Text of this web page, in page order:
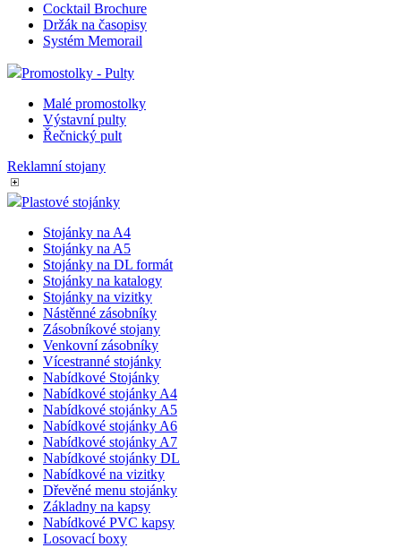
Cocktail Brochure
Držák na časopisy
Systém Memorail
Promostolky - Pulty
Malé promostolky
Výstavní pulty
Řečnický pult
Reklamní stojany
Plastové stojánky
Stojánky na A4
Stojánky na A5
Stojánky na DL formát
Stojánky na katalogy
Stojánky na vizitky
Nástěnné zásobníky
Zásobníkové stojany
Venkovní zásobníky
Vícestranné stojánky
Nabídkové Stojánky
Nabídkové stojánky A4
Nabídkové stojánky A5
Nabídkové stojánky A6
Nabídkové stojánky A7
Nabídkové stojánky DL
Nabídkové na vizitky
Dřevěné menu stojánky
Základny na kapsy
Nabídkové PVC kapsy
Losovací boxy